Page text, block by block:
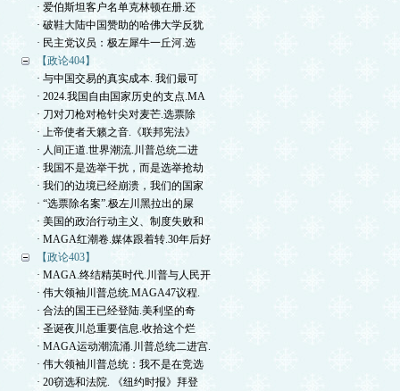
· 爱伯斯坦客户名单克林顿在册.还
· 破鞋大陆中国赞助的哈佛大学反犹
· 民主党议员：极左犀牛一丘河.选
【政论404】
· 与中国交易的真实成本. 我们最可
· 2024.我国自由国家历史的支点.MA
· 刀对刀枪对枪针尖对麦芒.选票除
· 上帝使者天籁之音.《联邦宪法》
· 人间正道.世界潮流.川普总统二进
· 我国不是选举干扰，而是选举抢劫
· 我们的边境已经崩溃，我们的国家
· “选票除名案”.极左川黑拉出的屎
· 美国的政治行动主义、制度失败和
· MAGA红潮卷.媒体跟着转.30年后好
【政论403】
· MAGA.终结精英时代.川普与人民开
· 伟大领袖川普总统.MAGA47议程.
· 合法的国王已经登陆.美利坚的奇
· 圣诞夜川总重要信息.收拾这个烂
· MAGA运动潮流涌.川普总统二进宫.
· 伟大领袖川普总统：我不是在竞选
· 20窃选和法院. 《纽约时报》拜登